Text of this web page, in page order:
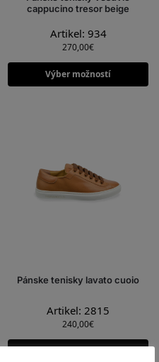
cappucino tresor beige
Artikel: 934
270,00€
Výber možností
Pánske tenisky lavato cuoio
Artikel: 2815
240,00€